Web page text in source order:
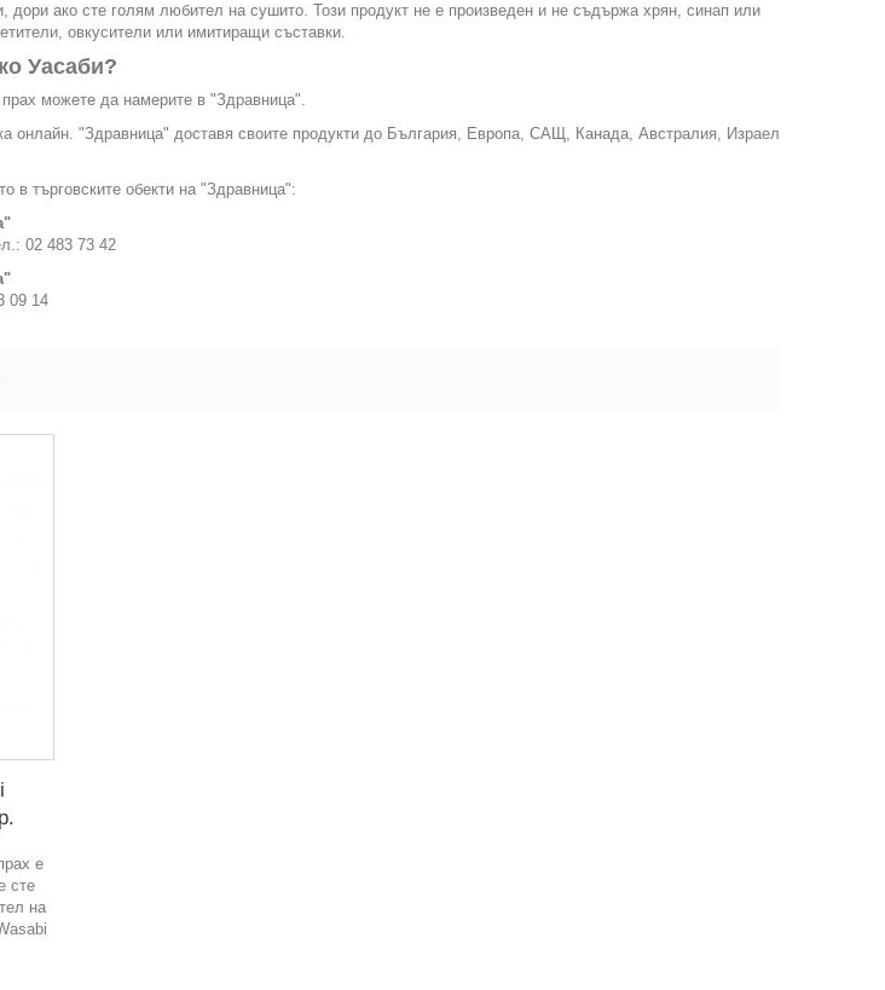
дори ако сте голям любител на сушито. Този продукт не е произведен и не съдържа хрян, синап или
овкусители или имитиращи съставки.
Уасаби?
можете да намерите в "Здравница".
онлайн. "Здравница" доставя своите продукти до България, Европа, САЩ, Канада, Австралия, Израел
в търговските обекти на "Здравница":
02 483 73 42
09 14
е
сте
на